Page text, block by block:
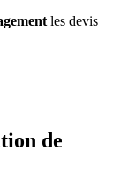
les devis
de